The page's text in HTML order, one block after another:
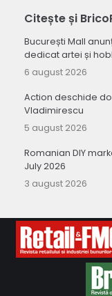
Citește și
București Mall
dedicat artei și
6 august 2026
Action deschide
Vladimirescu
5 august 2026
Romanian DIY
July 2026
3 august 2026